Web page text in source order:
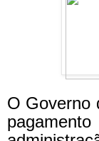
O Governo